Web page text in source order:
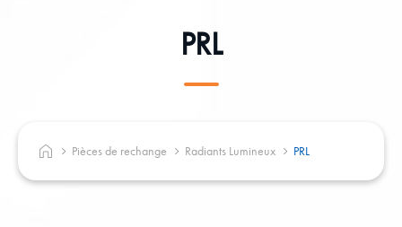
PRL
Pièces de rechange Radiants Lumineux PRL